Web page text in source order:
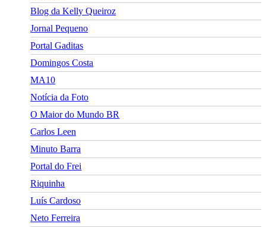
Blog da Kelly Queiroz
Jornal Pequeno
Portal Gaditas
Domingos Costa
MA10
Notícia da Foto
O Maior do Mundo BR
Carlos Leen
Minuto Barra
Portal do Frei
Riquinha
Luís Cardoso
Neto Ferreira